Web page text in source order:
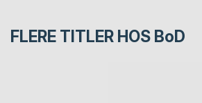
FLERE TITLER HOS BoD